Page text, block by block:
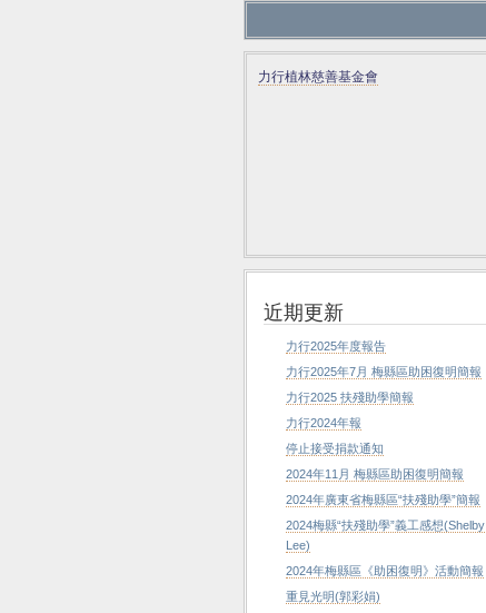
力行植林慈善基金會
近期更新
力行2025年度報告
力行2025年7月 梅縣區助困復明簡報
力行2025 扶殘助學簡報
力行2024年報
停止接受捐款通知
2024年11月 梅縣區助困復明簡報
2024年廣東省梅縣區“扶殘助學”簡報
2024梅縣“扶殘助學”義工感想(Shelby
Lee)
2024年梅縣區《助困復明》活動簡報
重見光明(郭彩娟)